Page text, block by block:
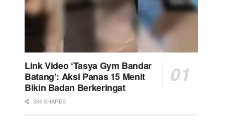
Link Video ‘Tasya Gym Bandar
Batang’: Aksi Panas 15 Menit
Bikin Badan Berkeringat
384 SHARES